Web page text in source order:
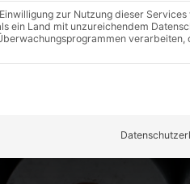
zur Nutzung dieser
ein Land mit unzureichendem
verarbeiten,
erteilt werden kann.